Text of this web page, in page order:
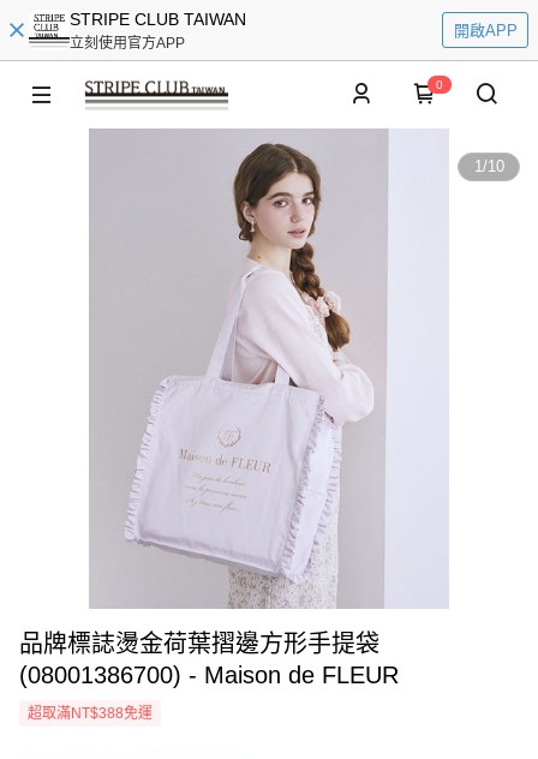
STRIPE CLUB TAIWAN
立刻使用官方APP
開啟APP
0
1/10
品牌標誌燙金荷葉摺邊方形手提袋
(08001386700) - Maison de FLEUR
超取滿NT$388免運